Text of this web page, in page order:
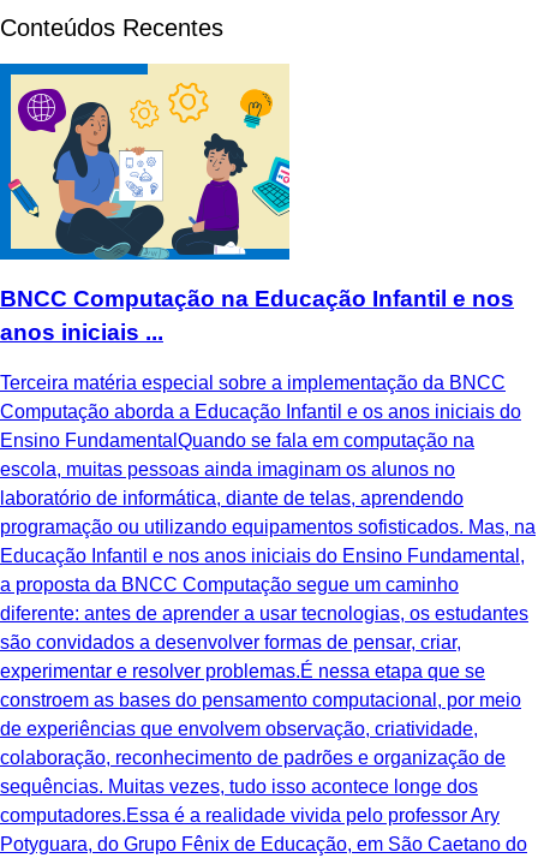
Conteúdos Recentes
BNCC Computação na Educação Infantil e nos
anos iniciais ...
Terceira matéria especial sobre a implementação da BNCC
Computação aborda a Educação Infantil e os anos iniciais do
Ensino FundamentalQuando se fala em computação na
escola, muitas pessoas ainda imaginam os alunos no
laboratório de informática, diante de telas, aprendendo
programação ou utilizando equipamentos sofisticados. Mas, na
Educação Infantil e nos anos iniciais do Ensino Fundamental,
a proposta da BNCC Computação segue um caminho
diferente: antes de aprender a usar tecnologias, os estudantes
são convidados a desenvolver formas de pensar, criar,
experimentar e resolver problemas.É nessa etapa que se
constroem as bases do pensamento computacional, por meio
de experiências que envolvem observação, criatividade,
colaboração, reconhecimento de padrões e organização de
sequências. Muitas vezes, tudo isso acontece longe dos
computadores.Essa é a realidade vivida pelo professor Ary
Potyguara, do Grupo Fênix de Educação, em São Caetano do